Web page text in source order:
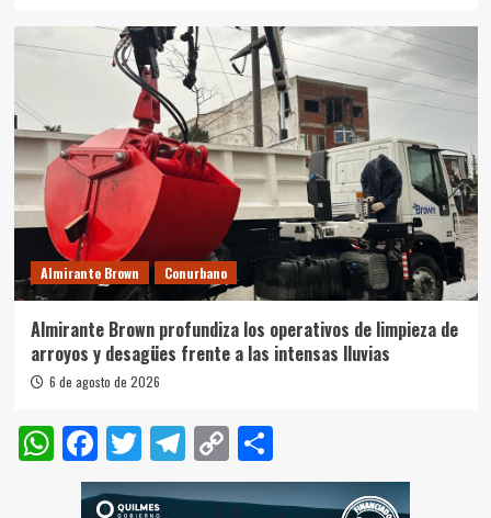
Almirante Brown Conurbano
Almirante Brown profundiza los operativos de limpieza de
arroyos y desagües frente a las intensas lluvias
6 de agosto de 2026
WhatsApp
Facebook
Twitter
Telegram
Copy
Link
Compartir